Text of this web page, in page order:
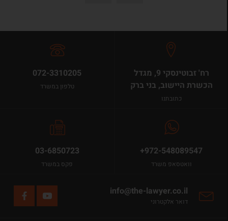
רח' זבוטינסקי 9, מגדל
הכשרת היישוב, בני ברק
כתובתנו
072-3310205
טלפון במשרד
+972-548089547
וואטסאפ משרד
03-6850723
פקס במשרד
info@the-lawyer.co.il
דואר אלקטרוני